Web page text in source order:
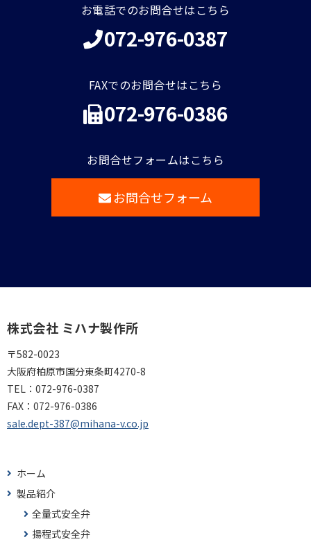
お電話でのお問合せはこちら
072-976-0387
FAXでのお問合せはこちら
072-976-0386
お問合せフォームはこちら
お問合せフォーム
株式会社 ミハナ製作所
〒582-0023
大阪府柏原市国分東条町4270-8
TEL： 072-976-0387
FAX： 072-976-0386
sale.dept-387@mihana-v.co.jp
ホーム
製品紹介
全量式安全弁
揚程式安全弁